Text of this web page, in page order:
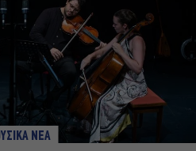
ΝΕΑ